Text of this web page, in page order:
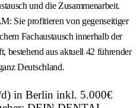
und die Zusammenarbeit.
Sie profitieren von gegenseitiger
Fachaustausch innerhalb der
aus aktuell 42 führender
Deutschland.
d) in Berlin inkl. 5.000€